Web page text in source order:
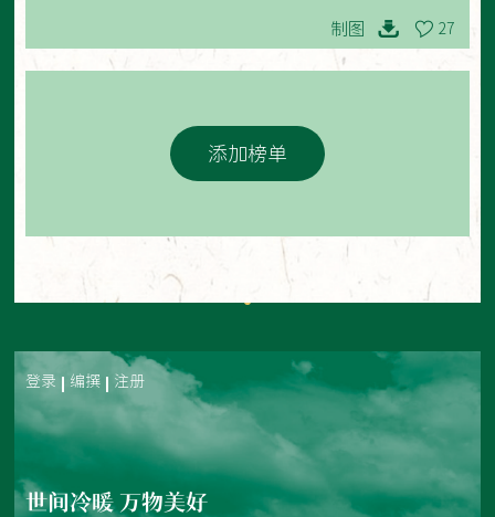
制图 27
添加榜单
登录 编撰 注册
世间冷暖 万物美好